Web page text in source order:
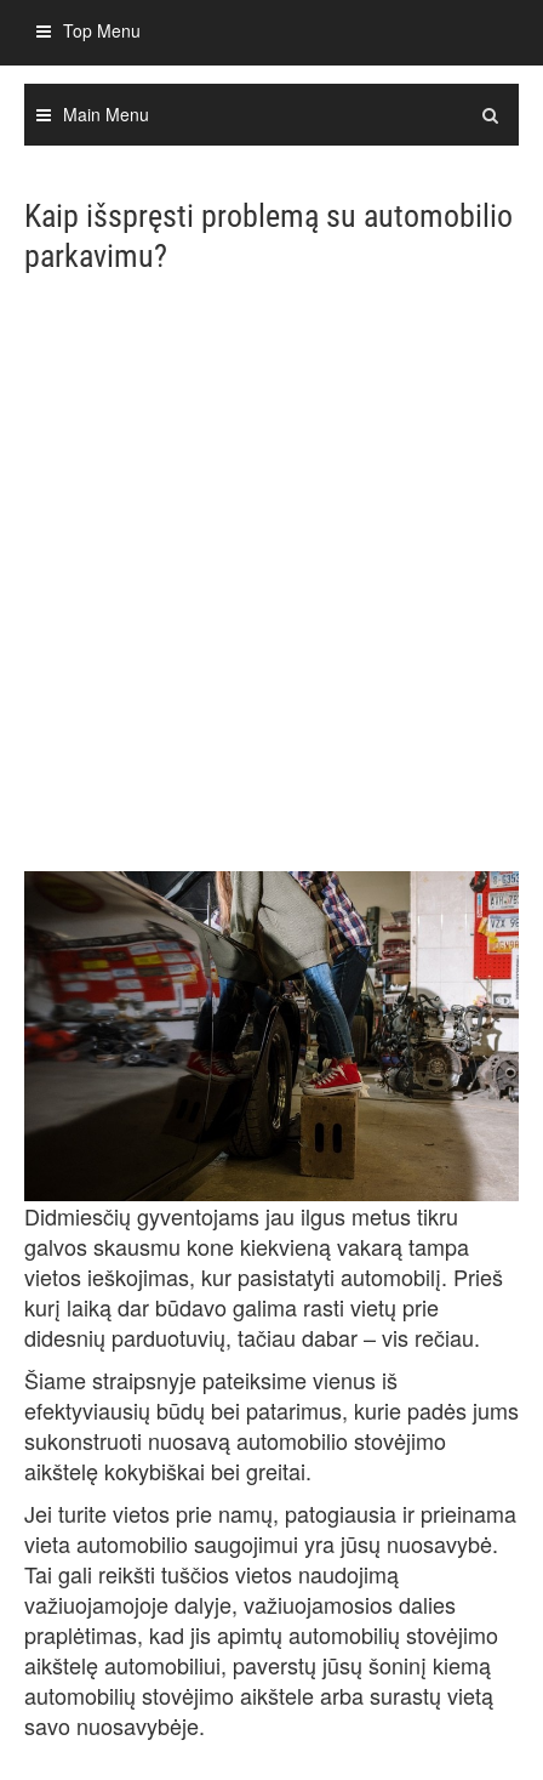
content
Top Menu
Main Menu
Kaip išspręsti problemą su automobilio
parkavimu?
Didmiesčių gyventojams jau ilgus metus tikru
galvos skausmu kone kiekvieną vakarą tampa
vietos ieškojimas, kur pasistatyti automobilį. Prieš
kurį laiką dar būdavo galima rasti vietų prie
didesnių parduotuvių, tačiau dabar – vis rečiau.
Šiame straipsnyje pateiksime vienus iš
efektyviausių būdų bei patarimus, kurie padės jums
sukonstruoti nuosavą automobilio stovėjimo
aikštelę kokybiškai bei greitai.
Jei turite vietos prie namų, patogiausia ir prieinama
vieta automobilio saugojimui yra jūsų nuosavybė.
Tai gali reikšti tuščios vietos naudojimą
važiuojamojoje dalyje, važiuojamosios dalies
praplėtimas, kad jis apimtų automobilių stovėjimo
aikštelę automobiliui, paverstų jūsų šoninį kiemą
automobilių stovėjimo aikštele arba surastų vietą
savo nuosavybėje.